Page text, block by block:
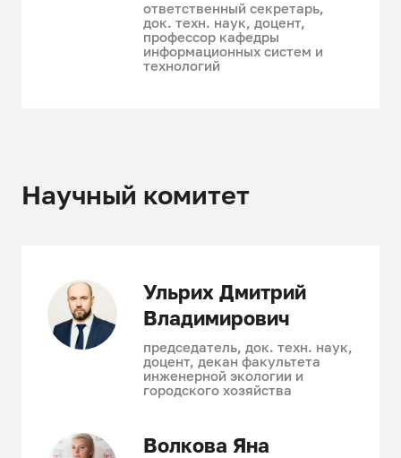
ответственный секретарь,
док. техн. наук, доцент,
профессор кафедры
информационных систем и
технологий
Научный комитет
Ульрих Дмитрий
Владимирович
председатель, док. техн. наук,
доцент, декан факультета
инженерной экологии и
городского хозяйства
Волкова Яна